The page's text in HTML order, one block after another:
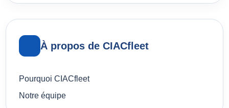
À propos de CIACfleet
Pourquoi CIACfleet
Notre équipe